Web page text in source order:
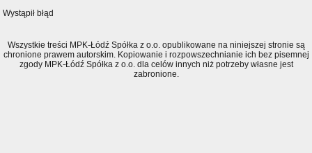
Wystąpił błąd
Wszystkie treści MPK-Łódź Spółka z o.o. opublikowane na niniejszej stronie są
chronione prawem autorskim. Kopiowanie i rozpowszechnianie ich bez pisemnej
zgody MPK-Łódź Spółka z o.o. dla celów innych niż potrzeby własne jest
zabronione.